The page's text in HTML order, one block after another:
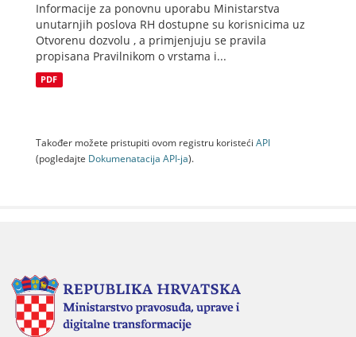
Informacije za ponovnu uporabu Ministarstva
unutarnjih poslova RH dostupne su korisnicima uz
Otvorenu dozvolu , a primjenjuju se pravila
propisana Pravilnikom o vrstama i...
PDF
Također možete pristupiti ovom registru koristeći API
(pogledajte Dokumenаtаcijа API-jа).